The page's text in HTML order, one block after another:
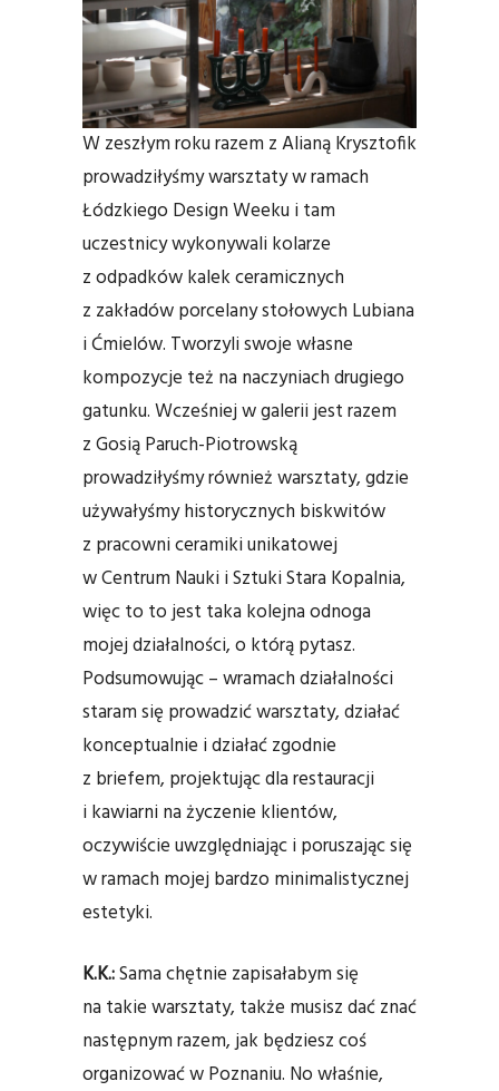
W zeszłym roku razem z Alianą Krysztofik
prowadziłyśmy warsztaty w ramach
Łódzkiego Design Weeku i tam
uczestnicy wykonywali kolarze
z odpadków kalek ceramicznych
z zakładów porcelany stołowych Lubiana
i Ćmielów. Tworzyli swoje własne
kompozycje też na naczyniach drugiego
gatunku. Wcześniej w galerii jest razem
z Gosią Paruch-Piotrowską
prowadziłyśmy również warsztaty, gdzie
używałyśmy historycznych biskwitów
z pracowni ceramiki unikatowej
w Centrum Nauki i Sztuki Stara Kopalnia,
więc to to jest taka kolejna odnoga
mojej działalności, o którą pytasz.
Podsumowując – wramach działalności
staram się prowadzić warsztaty, działać
konceptualnie i działać zgodnie
z briefem, projektując dla restauracji
i kawiarni na życzenie klientów,
oczywiście uwzględniając i poruszając się
w ramach mojej bardzo minimalistycznej
estetyki.
K.K.:Sama chętnie zapisałabym się
na takie warsztaty, także musisz dać znać
następnym razem, jak będziesz coś
organizować w Poznaniu. No właśnie,